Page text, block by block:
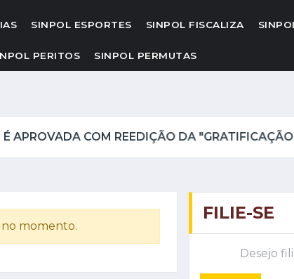
SINPOL ESPORTES SINPOL FISCALIZA
PERITOS SINPOL PERMUTAS
no momento.
FILIE-SE
Desejo